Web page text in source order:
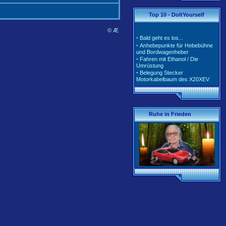
© Æ
· Tarife und Klassen für
2020/2021
· Tarife und Klassen für
· Tarife und Klassen für
2017/2018
· Unterschiedliche Software der
Motorsteuerung inkl. Teile-Nr.
Top 10 - DoItYourself
Anhebepunkte für Hebebühne
und Bordwagenheber
· Fahren mit Ethanol / Die
Umrüstung
· Belegung Stecker
Motorkabelbaum des X20XEV
· Radlagerwechsel an der
Calibra 4x4 - Hinterachse
· Gerissene Krümmer beim
X20XEV- Ursache und Abhilfe
· Klimaanlage - So wird richtig
befüllt
· Anleitung zum Ausbau der
Pendelstütze (Querlenker/Stabi-
Bereich)
Anleitung zum Umbau des
Lenkrads auf das Corsa-B-
Facelift Modell
Anleitung zur Beleuchtung des
Schiebedachschalters mit LED
Ruhe in Frieden